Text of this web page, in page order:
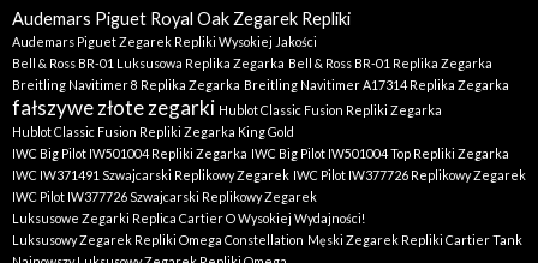
Audemars Piguet Royal Oak Zegarek Repliki
Audemars Piguet Zegarek Repliki Wysokiej Jakości
Bell & Ross BR-01 Luksusowa Replika Zegarka Bell & Ross BR-01 Replika Zegarka
Breitling Navitimer 8 Replika Zegarka Breitling Navitimer A17314 Replika Zegarka
fałszywe złote zegarki Hublot Classic Fusion Repliki Zegarka
Hublot Classic Fusion Repliki Zegarka King Gold
IWC Big Pilot IW501004 Repliki Zegarka IWC Big Pilot IW501004 Top Repliki Zegarka
IWC IW371491 Szwajcarski Replikowy Zegarek IWC Pilot IW377726 Replikowy Zegarek
IWC Pilot IW377726 Szwajcarski Replikowy Zegarek
Luksusowe Zegarki Replica Cartier O Wysokiej Wydajności!
Luksusowy Zegarek Repliki Omega Constellation Męski Zegarek Repliki Cartier Tank